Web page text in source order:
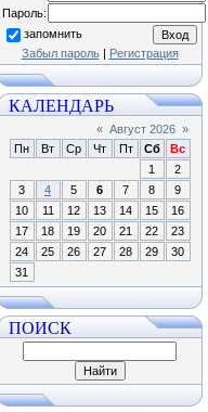
Пароль:
запомнить
Забыл пароль| Регистрация
КАЛЕНДАРЬ
« Август 2026 »
Пн
Вт Ср Чт Пт Сб
Вс
1
2
3
4 5 6 7 8
9
10
11 12 13 14 15
16
17
18 19 20 21 22
23
24
25 26 27 28 29
30
31
ПОИСК